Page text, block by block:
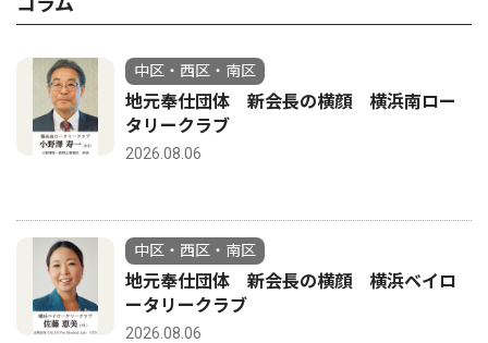
中区・西区・南区
地元奉仕団体 新会長の横顔 横浜南ロー
タリークラブ
2026.08.06
中区・西区・南区
地元奉仕団体 新会長の横顔 横浜ベイロ
ータリークラブ
2026.08.06